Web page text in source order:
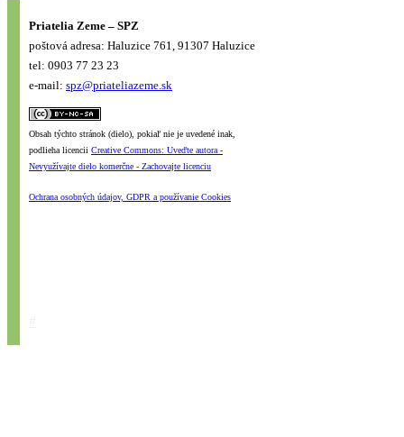
Priatelia Zeme – SPZ
poštová adresa: Haluzice 761, 91307 Haluzice
tel: 0903 77 23 23
e-mail: spz@priateliazeme.sk
Obsah týchto stránok (dielo), pokiaľ nie je uvedené inak,
podlieha licencii Creative Commons: Uveďte autora -
Nevyužívajte dielo komerčne - Zachovajte licenciu
Ochrana osobných údajov, GDPR a používanie Cookies